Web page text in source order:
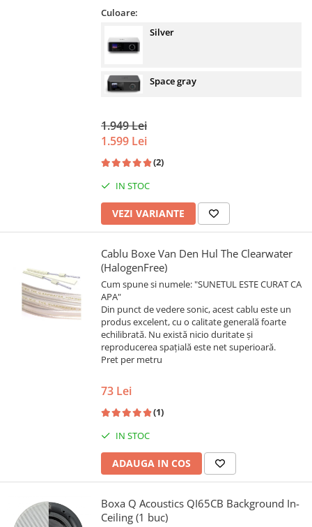
Culoare:
Silver
Space gray
1.949 Lei
1.599 Lei
(2)
IN STOC
VEZI VARIANTE
Cablu Boxe Van Den Hul The Clearwater
(HalogenFree)
Cum spune si numele: "SUNETUL ESTE CURAT CA
APA"
Din punct de vedere sonic, acest cablu este un
produs excelent, cu o calitate generală foarte
echilibrată. Nu există nicio duritate și
reproducerea spațială este net superioară.
Pret per metru
73 Lei
(1)
IN STOC
ADAUGA IN COS
Boxa Q Acoustics QI65CB Background In-
Ceiling (1 buc)